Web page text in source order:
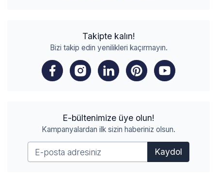
Takipte kalın!
Bizi takip edin yenilikleri kaçırmayın.
E-bültenimize üye olun!
Kampanyalardan ilk sizin haberiniz olsun.
Kaydol